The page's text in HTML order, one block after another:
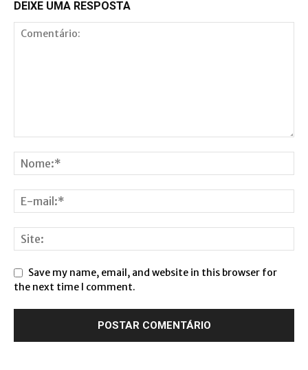
DEIXE UMA RESPOSTA
Save my name, email, and website in this browser for
the next time I comment.